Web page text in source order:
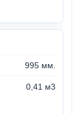
995 мм.
0,41 м3